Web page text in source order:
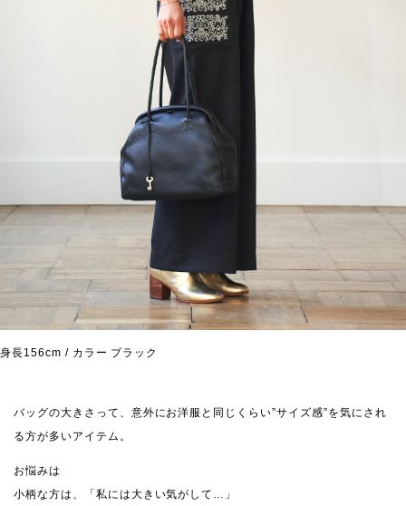
身長156cm / カラー ブラック
バッグの大きさって、意外にお洋服と同じくらい”サイズ感”を気にされ
る方が多いアイテム。
お悩みは
小柄な方は、「私には大きい気がして…」